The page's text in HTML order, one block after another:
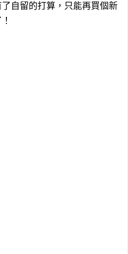
自留的打算，只能再買個新